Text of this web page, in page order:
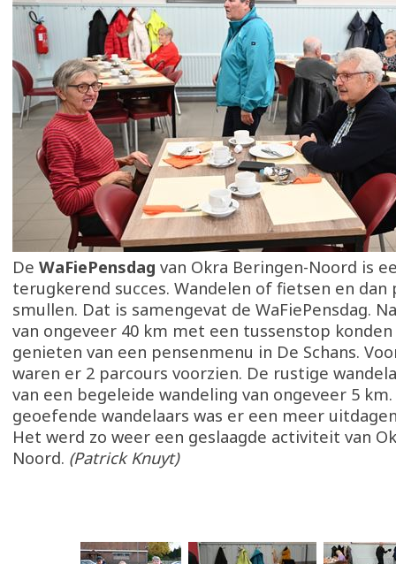
De WaFiePensdag van Okra Beringen-Noord is
terugkerend succes. Wandelen of fietsen en dan
smullen. Dat is samengevat de WaFiePensdag.
van ongeveer 40 km met een tussenstop
genieten van een pensenmenu in De Schans.
waren er 2 parcours voorzien. De rustige
van een begeleide wandeling van ongeveer 5
geoefende wandelaars was er een meer
Het werd zo weer een geslaagde activiteit van
Noord. (Patrick Knuyt)